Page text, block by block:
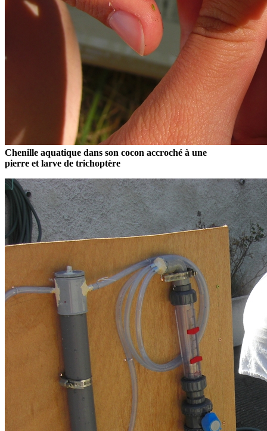
Chenille aquatique dans son cocon accroché à une
pierre et larve de trichoptère